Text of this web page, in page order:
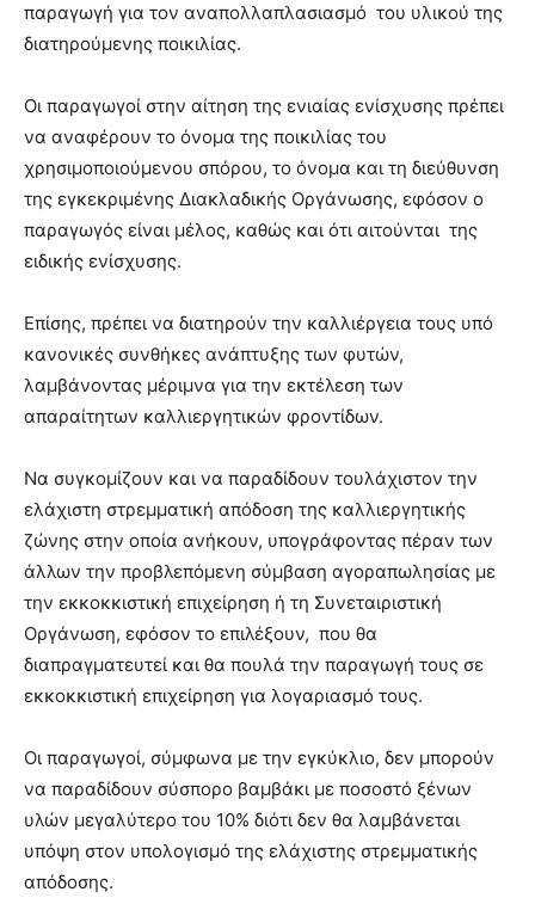
παραγωγή για τον αναπολλαπλασιασμό του υλικού της
διατηρούμενης ποικιλίας.
Οι παραγωγοί στην αίτηση της ενιαίας ενίσχυσης πρέπει
να αναφέρουν το όνομα της ποικιλίας του
χρησιμοποιούμενου σπόρου, το όνομα και τη διεύθυνση
της εγκεκριμένης Διακλαδικής Οργάνωσης, εφόσον ο
παραγωγός είναι μέλος, καθώς και ότι αιτούνται της
ειδικής ενίσχυσης.
Επίσης, πρέπει να διατηρούν την καλλιέργεια τους υπό
κανονικές συνθήκες ανάπτυξης των φυτών,
λαμβάνοντας μέριμνα για την εκτέλεση των
απαραίτητων καλλιεργητικών φροντίδων.
Να συγκομίζουν και να παραδίδουν τουλάχιστον την
ελάχιστη στρεμματική απόδοση της καλλιεργητικής
ζώνης στην οποία ανήκουν, υπογράφοντας πέραν των
άλλων την προβλεπόμενη σύμβαση αγοραπωλησίας με
την εκκοκκιστική επιχείρηση ή τη Συνεταιριστική
Οργάνωση, εφόσον το επιλέξουν, που θα
διαπραγματευτεί και θα πουλά την παραγωγή τους σε
εκκοκκιστική επιχείρηση για λογαριασμό τους.
Οι παραγωγοί, σύμφωνα με την εγκύκλιο, δεν μπορούν
να παραδίδουν σύσπορο βαμβάκι με ποσοστό ξένων
υλών μεγαλύτερο του 10% διότι δεν θα λαμβάνεται
υπόψη στον υπολογισμό της ελάχιστης στρεμματικής
απόδοσης.